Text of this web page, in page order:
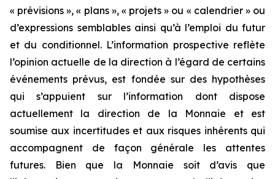
« prévisions », « plans », « projets » ou « calendrier » ou
d’expressions semblables ainsi qu’à l’emploi du futur
et du conditionnel. L’information prospective reflète
l’opinion actuelle de la direction à l’égard de certains
événements prévus, est fondée sur des hypothèses
qui s’appuient sur l’information dont dispose
actuellement la direction de la Monnaie et est
soumise aux incertitudes et aux risques inhérents qui
accompagnent de façon générale les attentes
futures. Bien que la Monnaie soit d’avis que